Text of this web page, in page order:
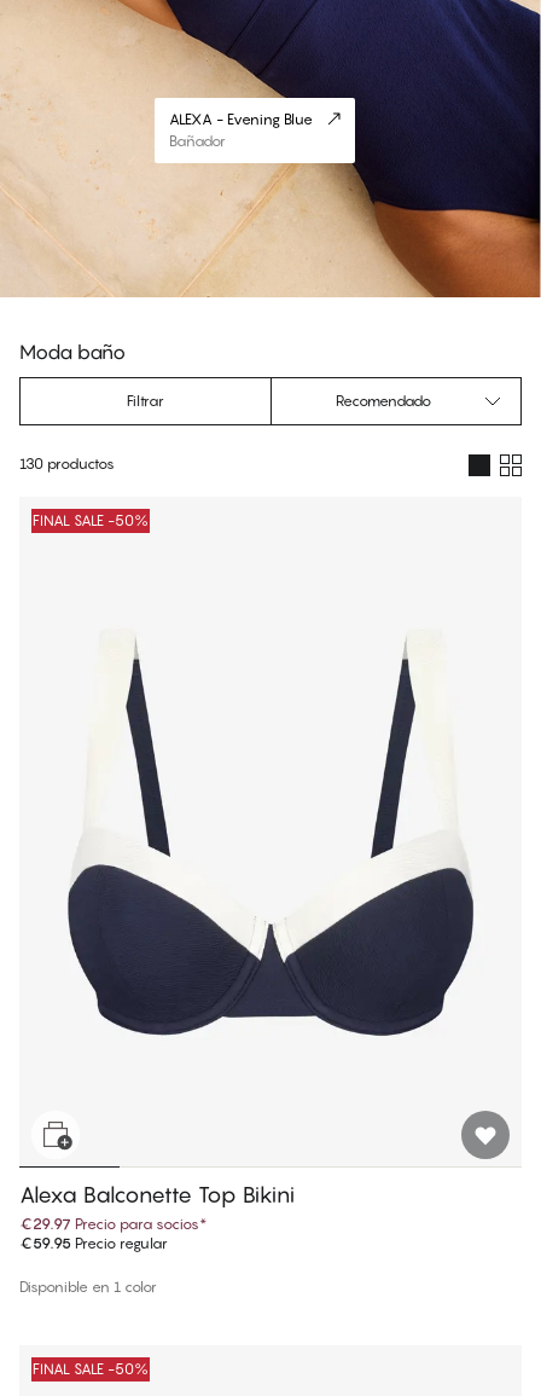
ALEXA - Evening Blue
Bañador
Moda baño
Filtrar Recomendado
130 productos
FINAL SALE -50%
Alexa Balconette Top Bikini
€29.97 Precio para socios*
€59.95 Precio regular
Disponible en 1 color
FINAL SALE -50%